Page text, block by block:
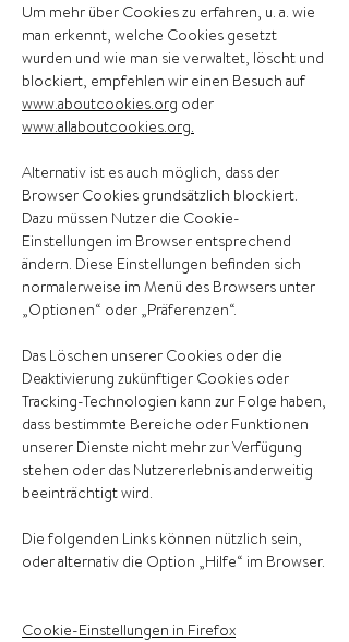
Um mehr über Cookies zu erfahren, u. a. wie
man erkennt, welche Cookies gesetzt
wurden und wie man sie verwaltet, löscht und
blockiert, empfehlen wir einen Besuch auf
www.aboutcookies.org oder
www.allaboutcookies.org.
Alternativ ist es auch möglich, dass der
Browser Cookies grundsätzlich blockiert.
Dazu müssen Nutzer die Cookie-
Einstellungen im Browser entsprechend
ändern. Diese Einstellungen befinden sich
normalerweise im Menü des Browsers unter
„Optionen“ oder „Präferenzen“.
Das Löschen unserer Cookies oder die
Deaktivierung zukünftiger Cookies oder
Tracking-Technologien kann zur Folge haben,
dass bestimmte Bereiche oder Funktionen
unserer Dienste nicht mehr zur Verfügung
stehen oder das Nutzererlebnis anderweitig
beeinträchtigt wird.
Die folgenden Links können nützlich sein,
oder alternativ die Option „Hilfe“ im Browser.
Cookie-Einstellungen in Firefox